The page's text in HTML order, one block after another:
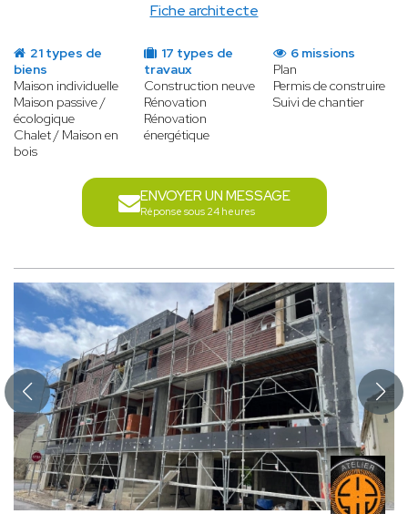
Fiche architecte
21 types de
biens
Maison individuelle
Maison passive /
écologique
Chalet / Maison en
bois
17 types de
travaux
Construction neuve
Rénovation
Rénovation
énergétique
6 missions
Plan
Permis de construire
Suivi de chantier
ENVOYER UN MESSAGE
Réponse sous 24 heures